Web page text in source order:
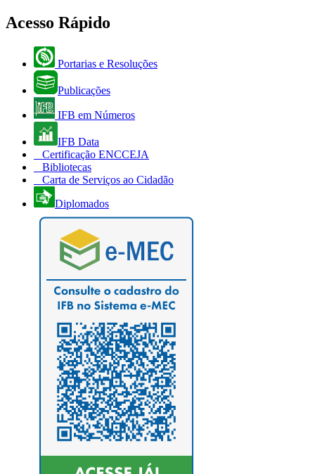
Acesso Rápido
Portarias e Resoluções
Publicações
IFB em Números
IFB Data
Certificação ENCCEJA
Bibliotecas
Carta de Serviços ao Cidadão
Diplomados